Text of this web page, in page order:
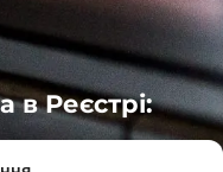
в Реєстрі: